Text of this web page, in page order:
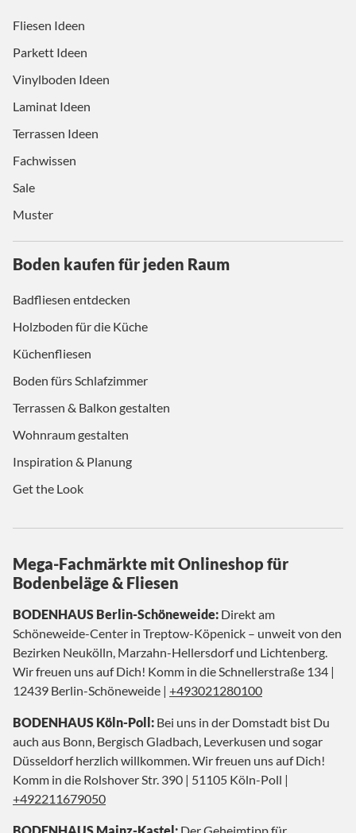
Fliesen Ideen
Parkett Ideen
Vinylboden Ideen
Laminat Ideen
Terrassen Ideen
Fachwissen
Sale
Muster
Boden kaufen für jeden Raum
Badfliesen entdecken
Holzboden für die Küche
Küchenfliesen
Boden fürs Schlafzimmer
Terrassen & Balkon gestalten
Wohnraum gestalten
Inspiration & Planung
Get the Look
Mega-Fachmärkte mit Onlineshop für
Bodenbeläge & Fliesen
BODENHAUS Berlin-Schöneweide: Direkt am
Schöneweide-Center in Treptow-Köpenick – unweit von den
Bezirken Neukölln, Marzahn-Hellersdorf und Lichtenberg.
Wir freuen uns auf Dich! Komm in die Schnellerstraße 134 |
12439 Berlin-Schöneweide | +493021280100
BODENHAUS Köln-Poll: Bei uns in der Domstadt bist Du
auch aus Bonn, Bergisch Gladbach, Leverkusen und sogar
Düsseldorf herzlich willkommen. Wir freuen uns auf Dich!
Komm in die Rolshover Str. 390 | 51105 Köln-Poll |
+492211679050